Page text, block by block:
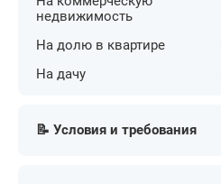
недвижимость
На долю в квартире
На дачу
📝 Условия и требования